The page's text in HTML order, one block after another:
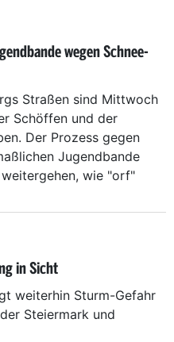
wegen Schnee-
Straßen sind Mittwoch
Schöffen und der
Der Prozess gegen
Jugendbande
wie "orf"
in Sicht
weiterhin Sturm-Gefahr
Steiermark und